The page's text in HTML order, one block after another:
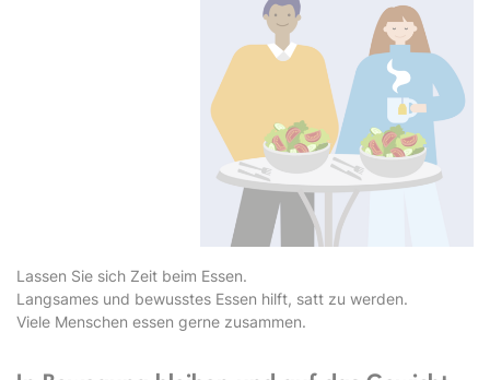
Lassen Sie sich Zeit beim Essen.
Langsames und bewusstes Essen hilft, satt zu werden.
Viele Menschen essen gerne zusammen.